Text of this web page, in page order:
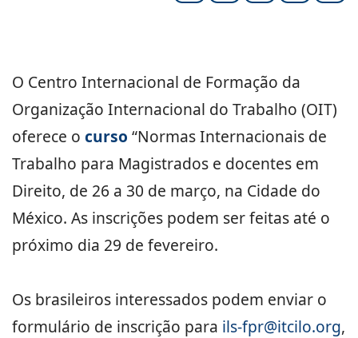
O Centro Internacional de Formação da
Organização Internacional do Trabalho (OIT)
oferece o curso “Normas Internacionais de
Trabalho para Magistrados e docentes em
Direito, de 26 a 30 de março, na Cidade do
México. As inscrições podem ser feitas até o
próximo dia 29 de fevereiro.
Os brasileiros interessados podem enviar o
formulário de inscrição para ils-fpr@itcilo.org,